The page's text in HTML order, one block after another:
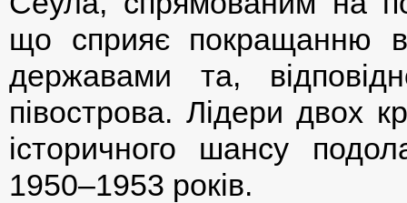
що сприяє покращанню
державами та,
півострова. Лідери двох
історичного шансу
1950–1953 років.